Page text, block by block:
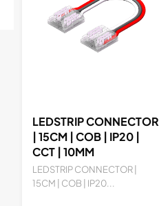
LEDSTRIP CONNECTOR
| 15CM | COB | IP20 |
CCT | 10MM
LEDSTRIP CONNECTOR |
15CM | COB | IP20...